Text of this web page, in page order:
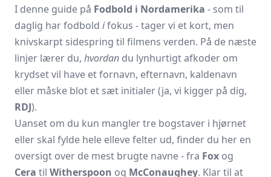
I denne guide på Fodbold i Nordamerika - som til
daglig har fodbold ifokus - tager vi et kort, men
knivskarpt sidespring til filmens verden. På de næste
linjer lærer du, hvordan du lynhurtigt afkoder om
krydset vil have et fornavn, efternavn, kaldenavn
eller måske blot et sæt initialer (ja, vi kigger på dig,
RDJ).
Uanset om du kun mangler tre bogstaver i hjørnet
eller skal fylde hele elleve felter ud, finder du her en
oversigt over de mest brugte navne - fra Fox og
Cera til Witherspoon og McConaughey. Klar til at